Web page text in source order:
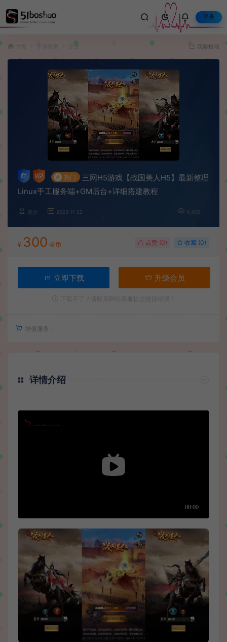
登录
手游资源 正文 我要投稿
# 热门
三网H5游戏【战国美人H5】最新整理
Linux手工服务端+GM后台+详细搭建教程
波少 2023-11-22 4,405
¥ 300 金币 点赞 (0) 收藏 (0)
立即下载 升级会员
增值服务：
详情介绍